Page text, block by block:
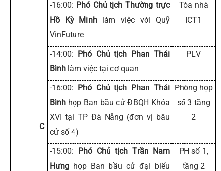
C
-16:00: Phó Chủ tịch Thường trực
Hồ Kỳ Minhlàm việc với Quỹ
VinFuture
Tòa nhà
ICT1
-14:00: Phó Chủ tịch Phan Thái
Bình làm việc tại cơ quan
PLV
-16:00: Phó Chủ tịch Phan Thái
Bình họp Ban bầu cử ĐBQH Khóa
XVI tại TP Đà Nẵng (đơn vị bầu
cử số 4)
Phòng họp
số 3 tầng
2
-15:00: Phó Chủ tịch Trần Nam
Hưng họp Ban bầu cử đại biểu
PH số 1,
tầng 2